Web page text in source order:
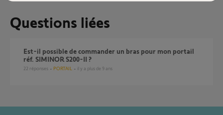
Questions liées
Est-il possible de commander un bras pour mon portail
réf. SIMINOR S200-II ?
22 réponses PORTAIL il y a plus de 9 ans